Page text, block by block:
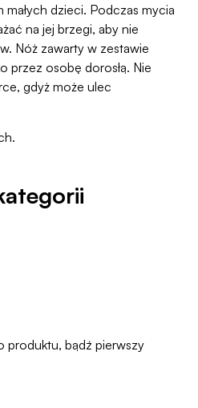
dzieci. Podczas mycia
na jej brzegi, aby nie
Nóż zawarty w zestawie
przez osobę dorosłą. Nie
gdyż może ulec
produktu, bądź pierwszy